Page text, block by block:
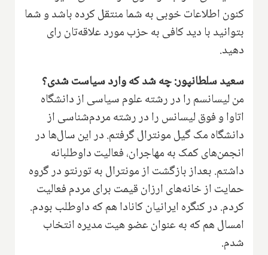
کنون اطلاعات خوبی به شما منتقل کرده باشد و شما
بتوانید با دید کافی به حزب مورد علاقه‌تان رای
دهید.
سعید سلطانپور‌: چه شد که وارد سیاست شدی‌؟‌
من لیسانسم را در رشته علوم سیاسی از دانشگاه
اتاوا و فوق لیسانس را در رشته مردم‌شناسی از
دانشگاه مک گیل مونترال گرفتم‌. در این سال‌ها در
انجمن‌های کمک به مهاجران، فعالیت داوطلبانه
داشتم‌. بعداز بازگشت از مونترال به تورنتو در گروه
حمایت از خانه‌های ارزان قیمت برای مردم فعالیت
کردم. در کنگره ایرانیان کانادا هم که داوطلب بودم‌.
امسال هم که به عنوان عضو هیت مدیره انتخاب
شدم‌.